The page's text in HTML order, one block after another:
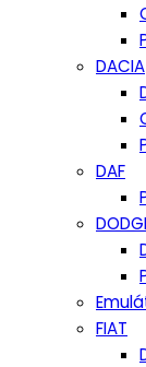
DACIA
DAF
FIAT